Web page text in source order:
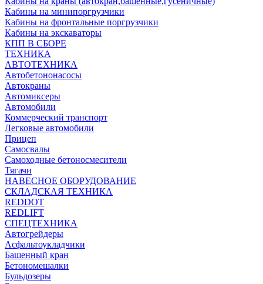
Кабины на минипоргрузчики
Кабины на фронтальные поргрузчики
Кабины на экскаваторы
КПП В СБОРЕ
ТЕХНИКА
АВТОТЕХНИКА
Автобетононасосы
Автокраны
Автомиксеры
Автомобили
Коммерческий транспорт
Легковые автомобили
Прицеп
Самосвалы
Самоходные бетоносмесители
Тягачи
НАВЕСНОЕ ОБОРУДОВАНИЕ
СКЛАДСКАЯ ТЕХНИКА
REDDOT
REDLIFT
СПЕЦТЕХНИКА
Автогрейдеры
Асфальтоукладчики
Башенный кран
Бетономешалки
Бульдозеры